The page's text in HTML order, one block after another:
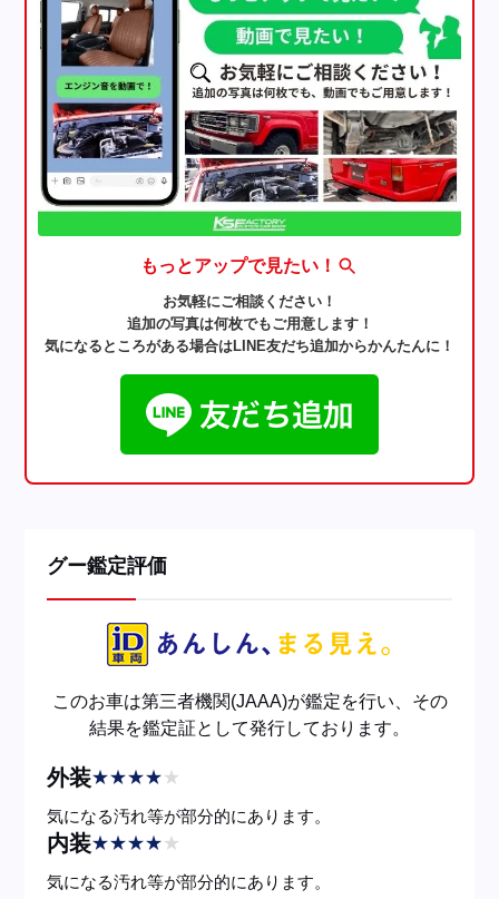
もっとアップで見たい！
お気軽にご相談ください！
追加の写真は何枚でもご用意します！
気になるところがある場合はLINE友だち追加からかんたんに！
グー鑑定評価
このお車は第三者機関(JAAA)が鑑定を行い、その
結果を鑑定証として発行しております。
外装★★★★★
気になる汚れ等が部分的にあります。
内装★★★★★
気になる汚れ等が部分的にあります。